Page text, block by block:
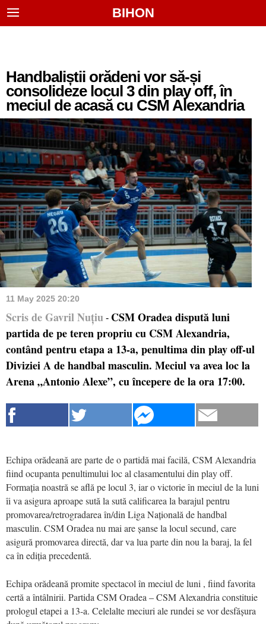
BIHON
Handbaliștii orădeni vor să-și
consolideze locul 3 din play off, în
meciul de acasă cu CSM Alexandria
11 May 2025 20:20
Scris de Gavril Nuțiu - CSM Oradea dispută luni
partida de pe teren propriu cu CSM Alexandria,
contând pentru etapa a 13-a, penultima din play off-ul
Diviziei A de handbal masculin. Meciul va avea loc la
Arena „Antonio Alexe”, cu începere de la ora 17:00.
Echipa orădeană are parte de o partidă mai facilă, CSM Alexandria
fiind ocupanta penultimului loc al clasamentului din play off.
Formația noastră se află pe locul 3, iar o victorie în meciul de la luni
îi va asigura aproape sută la sută calificarea la barajul pentru
promovarea/retrogradarea în/din Liga Națională de handbal
masculin. CSM Oradea nu mai are șanse la locul secund, care
asigură promovarea directă, dar va lua parte din nou la baraj, la fel
ca în ediția precedentă.
Echipa orădeană promite spectacol în meciul de luni , fiind favorita
certă a întâlnirii. Partida CSM Oradea – CSM Alexandria constituie
prologul etapei a 13-a. Celelalte meciuri ale rundei se vor desfășura